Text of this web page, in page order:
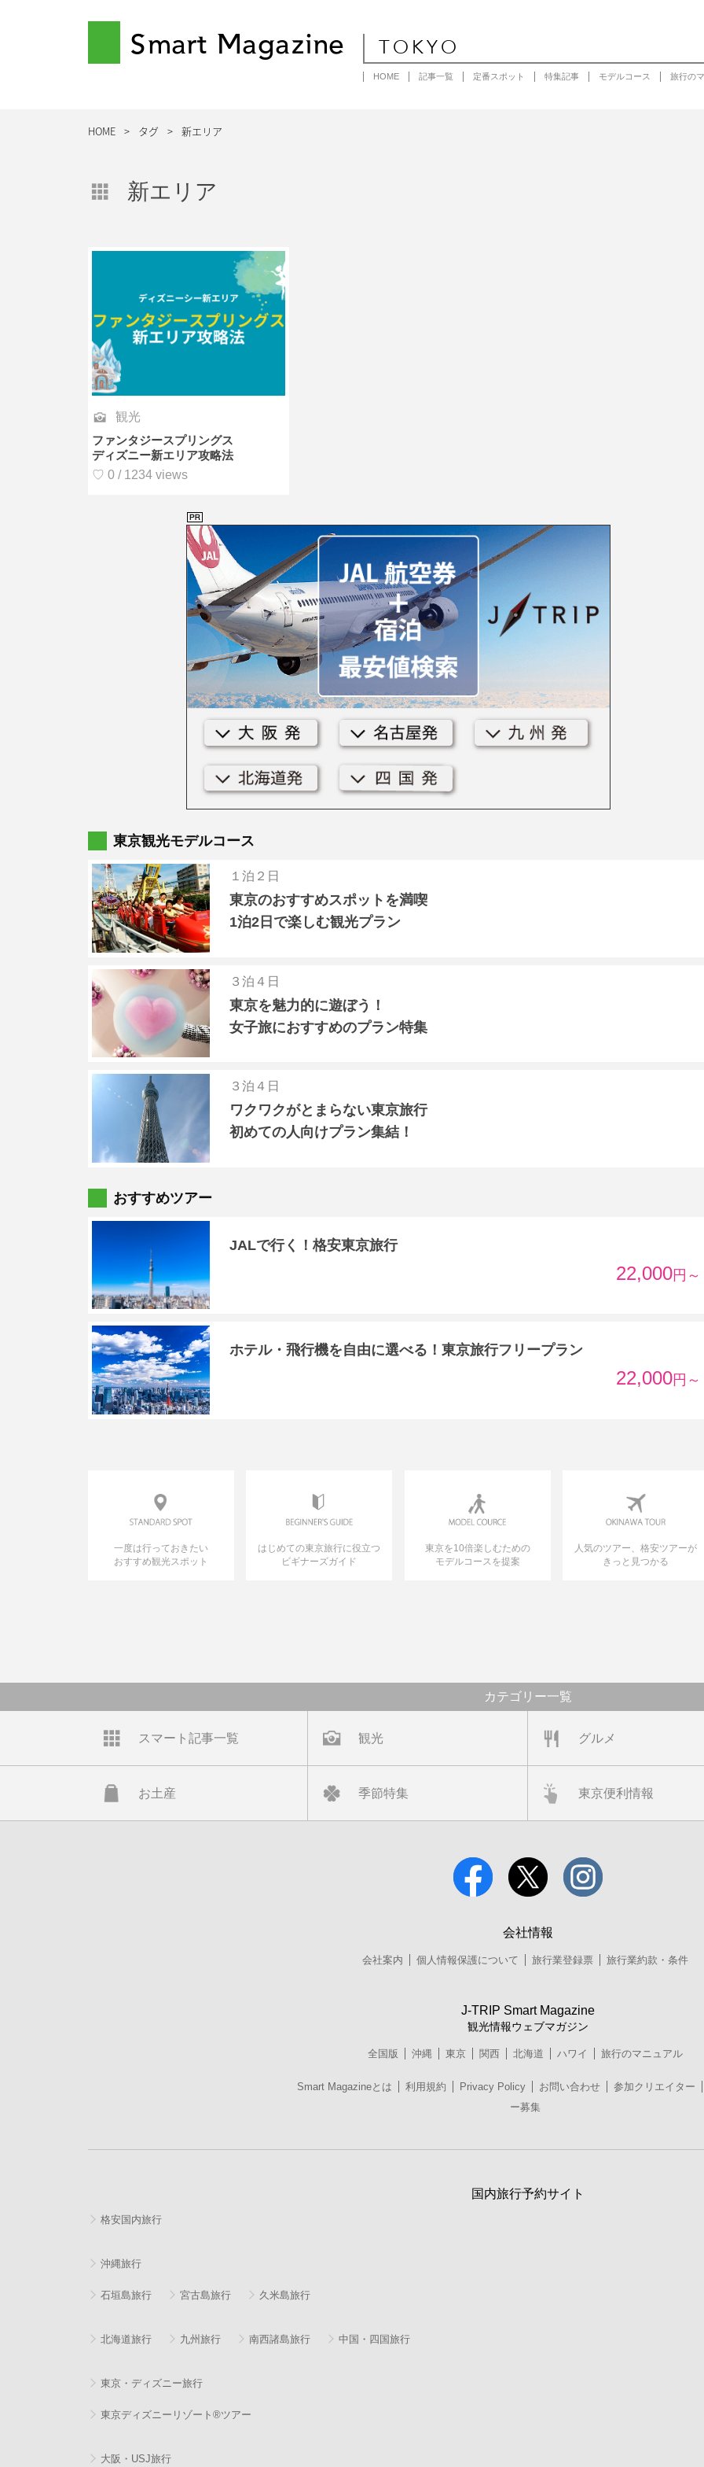
Smart Magazine TOKYO
HOME 記事一覧 定番スポット 特集記事 モデルコース 旅行の
HOME タグ 新エリア
新エリア
観光
ファンタジースプリングス
ディズニー新エリア攻略法
♡ 0 / 1234 views
東京観光モデルコース
１泊２日
東京のおすすめスポットを満喫
1泊2日で楽しむ観光プラン
３泊４日
東京を魅力的に遊ぼう！
女子旅におすすめのプラン特集
３泊４日
ワクワクがとまらない東京旅行
初めての人向けプラン集結！
おすすめツアー
JALで行く！格安東京旅行
22,000円～
ホテル・飛行機を自由に選べる！東京旅行フリープラン
22,000円～
一度は行っておきたい
おすすめ観光スポット
はじめての東京旅行に役立つ
ビギナーズガイド
東京を10倍楽しむための
モデルコースを提案
人気のツアー、格安ツアーが
きっと見つかる
カテゴリー一覧
スマート記事一覧 観光 グルメ
お土産 季節特集 東京便利情報
会社情報
会社案内 個人情報保護について 旅行業登録票 旅行業約款・条件
J-TRIP Smart Magazine
観光情報ウェブマガジン
全国版 沖縄 東京 関西 北海道 ハワイ 旅行のマニュアル
Smart Magazineとは 利用規約 Privacy Policy お問い合わせ 参加クリエイター
ー募集
国内旅行予約サイト
格安国内旅行
沖縄旅行
石垣島旅行 宮古島旅行 久米島旅行
北海道旅行 九州旅行 南西諸島旅行 中国・四国旅行
東京・ディズニー旅行
東京ディズニーリゾート®ツアー
大阪・USJ旅行